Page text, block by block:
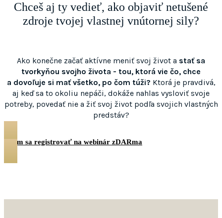
Chceš aj ty vedieť, ako objaviť netušené
zdroje tvojej vlastnej vnútornej sily?
Ako konečne začať aktívne meniť svoj život a stať sa
tvorkyňou svojho života - tou, ktorá vie čo, chce
a dovoľuje si mať všetko, po čom túži? Ktorá je pravdivá,
aj keď sa to okoliu nepáči, dokáže nahlas vysloviť svoje
potreby, povedať nie a žiť svoj život podľa svojich vlastných
predstáv?
Chem sa registrovať na webinár zDARma